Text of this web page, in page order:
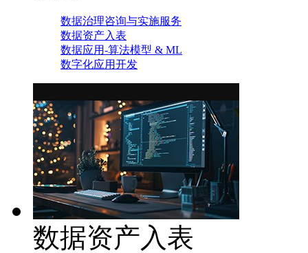
数据治理咨询与实施服务
数据资产入表
数据应用-算法模型 & ML
数字化应用开发
数据资产入表